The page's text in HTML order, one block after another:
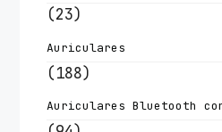
(23)
Auriculares
(188)
Auriculares Bluetooth